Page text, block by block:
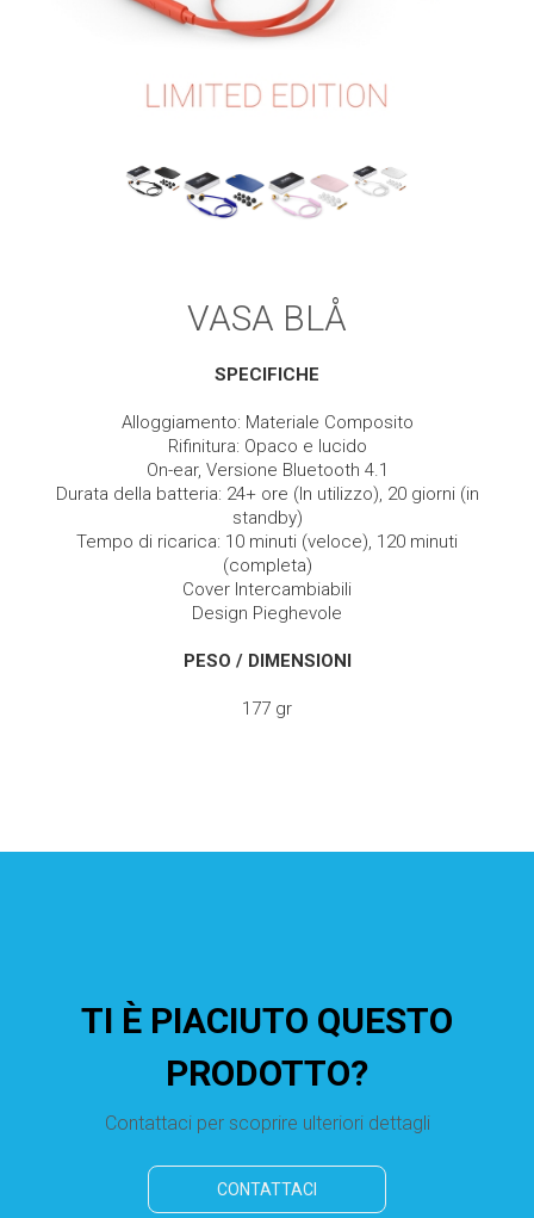
VASA BLÅ
SPECIFICHE
Alloggiamento: Materiale Composito
Rifinitura: Opaco e lucido
On-ear, Versione Bluetooth 4.1
Durata della batteria: 24+ ore (In utilizzo), 20 giorni (in
standby)
Tempo di ricarica: 10 minuti (veloce), 120 minuti
(completa)
Cover Intercambiabili
Design Pieghevole
PESO / DIMENSIONI
177 gr
TI È PIACIUTO QUESTO
PRODOTTO?
Contattaci per scoprire ulteriori dettagli
CONTATTACI